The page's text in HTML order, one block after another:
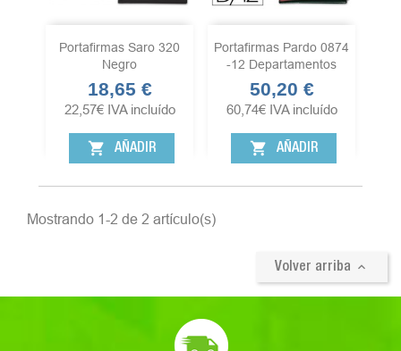
Portafirmas Saro 320
Negro
Precio
18,65 €
22,57€ IVA incluído
shopping_cart AÑADIR
Portafirmas Pardo 0874
-12 Departamentos
Precio
50,20 €
60,74€ IVA incluído
shopping_cart AÑADIR
Mostrando 1-2 de 2 artículo(s)
Volver arriba 